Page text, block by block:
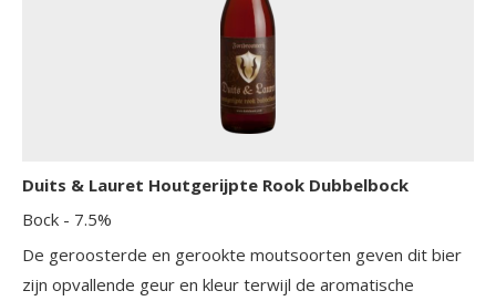
Duits & Lauret Houtgerijpte Rook Dubbelbock
Bock - 7.5%
De geroosterde en gerookte moutsoorten geven dit bier
zijn opvallende geur en kleur terwijl de aromatische